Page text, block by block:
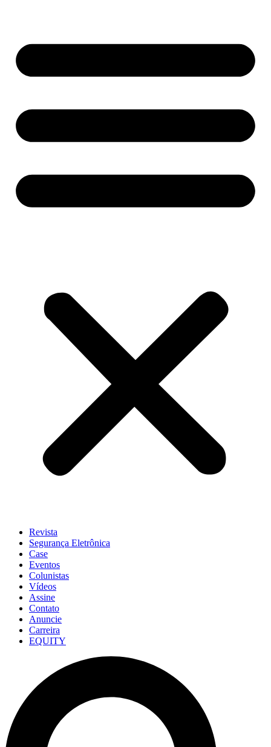
Revista
Segurança Eletrônica
Case
Eventos
Colunistas
Vídeos
Assine
Contato
Anuncie
Carreira
EQUITY